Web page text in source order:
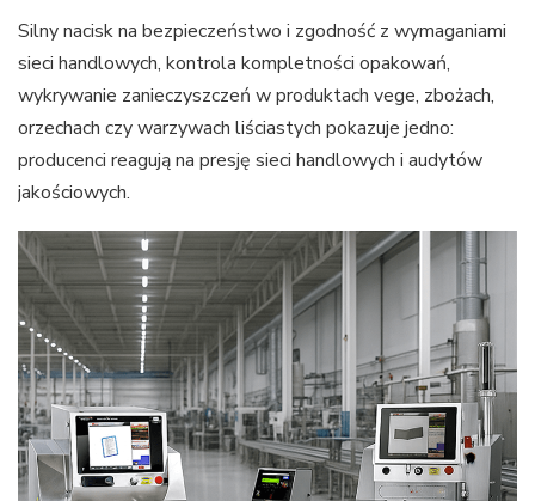
Silny nacisk na bezpieczeństwo i zgodność z wymaganiami
sieci handlowych, kontrola kompletności opakowań,
wykrywanie zanieczyszczeń w produktach vege, zbożach,
orzechach czy warzywach liściastych pokazuje jedno:
producenci reagują na presję sieci handlowych i audytów
jakościowych.